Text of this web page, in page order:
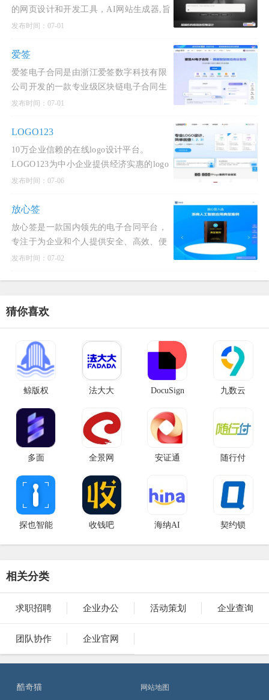
的网页设计和开发工具，AI网站生成器,旨
在通过对话式界面简化网站创建过程。用
需编程或设计经验即可快速创建个性化网
站。Wegic 支持多种类型
发布时间：07-01
爱签
爱签电子合同是由浙江爱签数字科技有限
公司开发的一款专业级区块链电子合同生
态服务产品，致力于为企业提供从合同签
服务。
发布时间：07-01
LOGO123
10万企业信赖的在线logo设计平台。
LOGO123为中小企业提供经济实惠的logo
设计服务。智能化设计公司logo，商标设
获得原创logo设计方案！
发布时间：07-06
放心签
放心签是一款国内领先的电子合同平台，
专注于为企业和个人提供安全、高效、便
捷的电子合同签署和管理服务。
发布时间：07-02
猜你喜欢
鲸版权 法大大 DocuSign 九数云
多面 全景网 安证通 随行付
探也智能 收钱吧 海纳AI 契约锁
相关分类
求职招聘 企业办公 活动策划 企业查询
团队协作 企业官网
酷奇猫 网站地图